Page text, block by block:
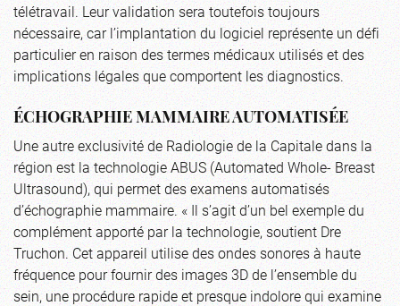
télétravail. Leur validation sera toutefois toujours
nécessaire, car l’implantation du logiciel représente un défi
particulier en raison des termes médicaux utilisés et des
implications légales que comportent les diagnostics.
ÉCHOGRAPHIE MAMMAIRE AUTOMATISÉE
Une autre exclusivité de Radiologie de la Capitale dans la
région est la technologie ABUS (Automated Whole- Breast
Ultrasound), qui permet des examens automatisés
d’échographie mammaire. « Il s’agit d’un bel exemple du
complément apporté par la technologie, soutient Dre
Truchon. Cet appareil utilise des ondes sonores à haute
fréquence pour fournir des images 3D de l’ensemble du
sein, une procédure rapide et presque indolore qui examine